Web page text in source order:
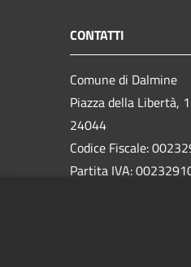
CONTATTI
Comune di Dalmine
Piazza della Libertà,
24044
Codice Fiscale:
Partita IVA: